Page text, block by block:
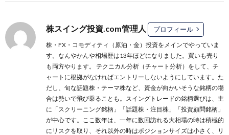
株スイング投資.com管理人 プロフィール
株・FX・コモディティ（原油・金）投資をメインでやっていま
す。なんやかんや相場歴は13年ほどになりました。買いも売り
も両方やります。 テクニカル分析（チャート分析）をして、チ
ャートに根拠がなければエントリーしないようにしています。た
だし、旬な話題株・テーマ株など、資金が向かいそうな銘柄の場
合は勢いで飛び乗ることも。スイングトレードの銘柄選びは、主
に 「スクリーニング銘柄」 「話題株・注目株」
「投資顧問銘柄」
が中心です。ここ数年は、一年に数回訪れる大相場の時は積極的
にリスクを取り、それ以外の時はポジションサイズは小さく、リ